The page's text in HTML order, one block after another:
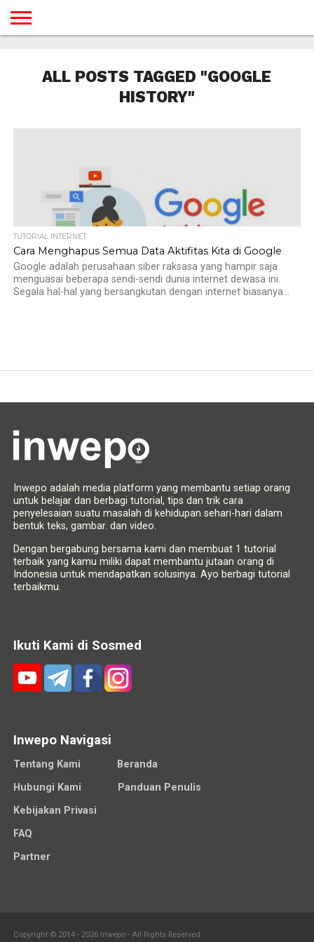
GAMES
DESAIN
ANDROID
YOUTUBE
INTERNET
WINDOWS
LINUX
MACINTOSH
MESSENGER
BLOGSPOT
WORDPRESS
PEMROGRAMAN
SEO
WEB
SERVER
ALL POSTS TAGGED "GOOGLE
HISTORY"
TUTORIAL INTERNET
Cara Menghapus Semua Data Aktifitas Kita di Google
Google adalah perusahaan siber raksasa yang hampir saja
menguasai beberapa sendi-sendi dunia internet dewasa ini.
Segala hal-hal yang bersangkutan dengan internet biasanya...
Inwepo adalah media platform yang membantu setiap orang
untuk belajar dan berbagi tutorial, tips dan trik cara
penyelesaian suatu masalah di kehidupan sehari-hari dalam
bentuk teks, gambar. dan video.
Dengan bergabung bersama kami dan membuat 1 tutorial
terbaik yang kamu miliki dapat membantu jutaan orang di
Indonesia untuk mendapatkan solusinya. Ayo berbagi tutorial
terbaikmu.
Ikuti Kami di Sosmed
Inwepo Navigasi
Tentang Kami
Beranda
Hubungi Kami
Panduan Penulis
Kebijakan Privasi
FAQ
Partner
Copyright © 2014 - 2026 Inwepo - All Rights Reserved.